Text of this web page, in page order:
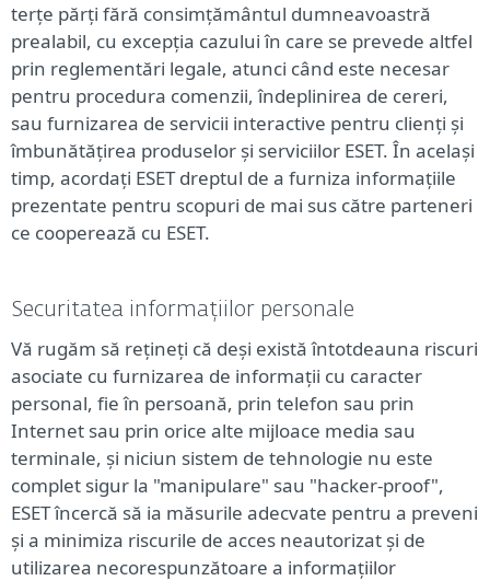
terțe părți fără consimțământul dumneavoastră
prealabil, cu excepția cazului în care se prevede altfel
prin reglementări legale, atunci când este necesar
pentru procedura comenzii, îndeplinirea de cereri,
sau furnizarea de servicii interactive pentru clienți și
îmbunătățirea produselor și serviciilor ESET. În același
timp, acordați ESET dreptul de a furniza informațiile
prezentate pentru scopuri de mai sus către parteneri
ce cooperează cu ESET.
Securitatea informațiilor personale
Vă rugăm să rețineți că deși există întotdeauna riscuri
asociate cu furnizarea de informații cu caracter
personal, fie în persoană, prin telefon sau prin
Internet sau prin orice alte mijloace media sau
terminale, și niciun sistem de tehnologie nu este
complet sigur la "manipulare" sau "hacker-proof",
ESET încercă să ia măsurile adecvate pentru a preveni
și a minimiza riscurile de acces neautorizat și de
utilizarea necorespunzătoare a informațiilor